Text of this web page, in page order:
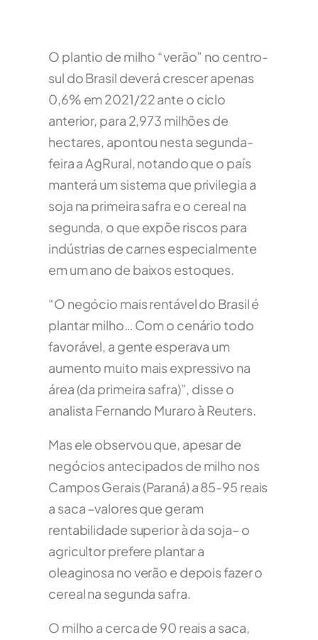
O plantio de milho “verão” no centro-
sul do Brasil deverá crescer apenas
0,6% em 2021/22 ante o ciclo
anterior, para 2,973 milhões de
hectares, apontou nesta segunda-
feira a AgRural, notando que o país
manterá um sistema que privilegia a
soja na primeira safra e o cereal na
segunda, o que expõe riscos para
indústrias de carnes especialmente
em um ano de baixos estoques.
“O negócio mais rentável do Brasil é
plantar milho… Com o cenário todo
favorável, a gente esperava um
aumento muito mais expressivo na
área (da primeira safra)”, disse o
analista Fernando Muraro à Reuters.
Mas ele observou que, apesar de
negócios antecipados de milho nos
Campos Gerais (Paraná) a 85-95 reais
a saca –valores que geram
rentabilidade superior à da soja– o
agricultor prefere plantar a
oleaginosa no verão e depois fazer o
cereal na segunda safra.
O milho a cerca de 90 reais a saca,